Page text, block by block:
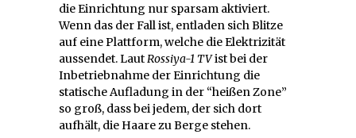
die Einrichtung nur sparsam aktiviert.
Wenn das der Fall ist, entladen sich Blitze
auf eine Plattform, welche die Elektrizität
aussendet. LautRossiya-1 TVist bei der
Inbetriebnahme der Einrichtung die
statische Aufladung in der “heißen Zone”
so groß, dass bei jedem, der sich dort
aufhält, die Haare zu Berge stehen.